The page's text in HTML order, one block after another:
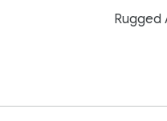
Rugged